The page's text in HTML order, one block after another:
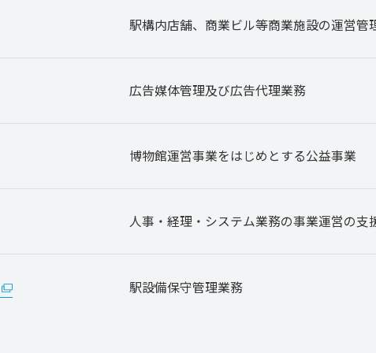
駅構内店舗、商業ビル等商業施設の運営管
広告媒体管理及び広告代理業務
博物館運営事業をはじめとする公益事業
人事・経理・システム業務の事業運営の支
駅設備保守管理業務